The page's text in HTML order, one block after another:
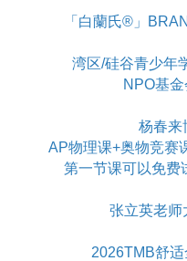
「白蘭氏®」
湾区/硅谷青少年
NPO基
杨春来
AP物理课+奥物竞赛
第一节课可以免费
张立英老师
2026TMB舒